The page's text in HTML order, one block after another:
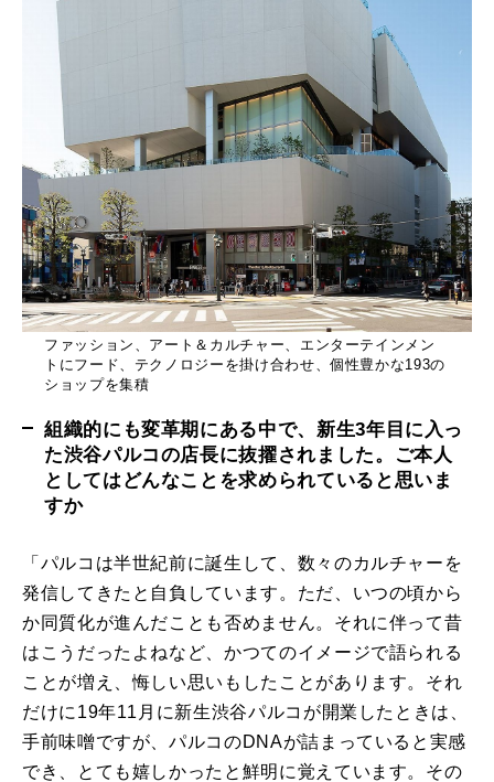
ファッション、アート＆カルチャー、エンターテインメン
トにフード、テクノロジーを掛け合わせ、個性豊かな193の
ショップを集積
組織的にも変革期にある中で、新生3年目に入っ
た渋谷パルコの店長に抜擢されました。ご本人
としてはどんなことを求められていると思いま
すか
「パルコは半世紀前に誕生して、数々のカルチャーを
発信してきたと自負しています。ただ、いつの頃から
か同質化が進んだことも否めません。それに伴って昔
はこうだったよねなど、かつてのイメージで語られる
ことが増え、悔しい思いもしたことがあります。それ
だけに19年11月に新生渋谷パルコが開業したときは、
手前味噌ですが、パルコのDNAが詰まっていると実感
でき、とても嬉しかったと鮮明に覚えています。その